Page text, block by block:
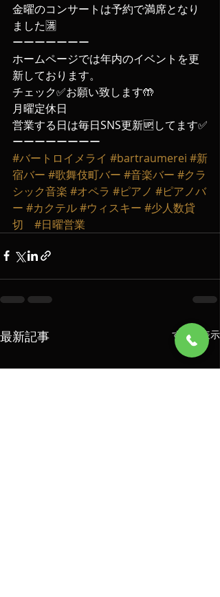
金曜のコンサートは予約で満席となり
ました🈵
ーーーーーーー
ホームページでは年内のイベントを更
新しております。
チェック✅お願い致します🤲
月曜定休日
営業する日は毎日SNS更新🆙してます✅
ーーーーーーーー
#バートロイメライ #bartraumerei #新
宿バー #歌舞伎町バー #音楽バー #クラ
シック音楽 #オペラ #ピアノ #ピアノバ
ー #カクテル#ウィスキー #少人数貸
切
#日曜営業
最新記事 すべて表示